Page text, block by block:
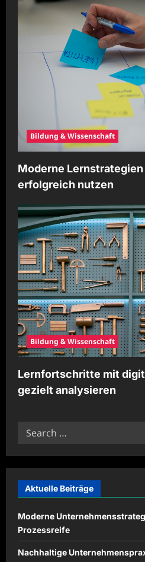
Bildung & Wissenschaft
Moderne
erfolgreich nutzen
Bildung & Wissenschaft
Lernfortschritte mit
gezielt analysieren
Search
Aktuelle Beiträge
Moderne
Prozessreife
Nachhaltige